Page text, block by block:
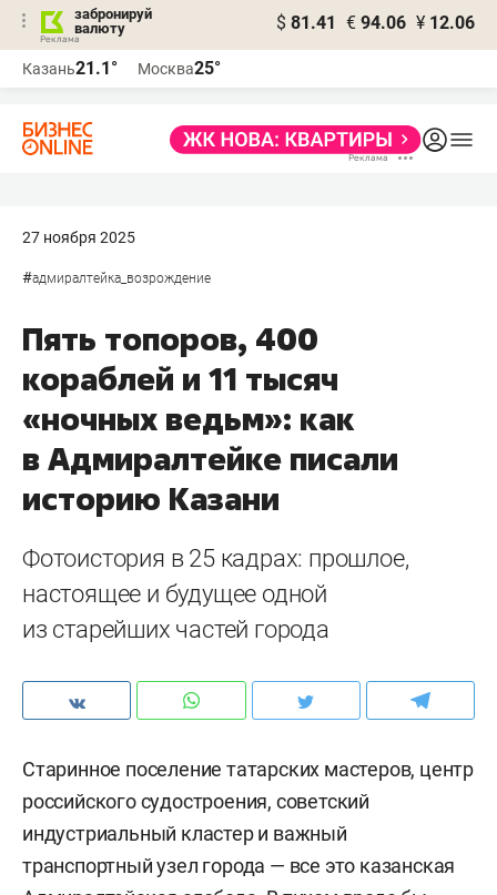
забронируй
валюту
$ 81.41 € 94.06 ¥ 12.06
Казань21.1° Москва25°
27 ноября 2025
#адмиралтейка_возрождение
Пять топоров, 400
кораблей и 11 тысяч
«ночных ведьм»: как
в Адмиралтейке писали
историю Казани
Фотоистория в 25 кадрах: прошлое,
настоящее и будущее одной
из старейших частей города
Старинное поселение татарских мастеров, центр
российского судостроения, советский
индустриальный кластер и важный
транспортный узел города — все это казанская